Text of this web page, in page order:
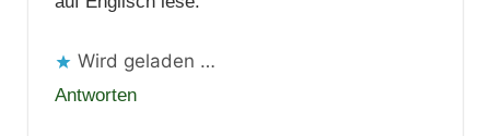
Wird geladen …
Antworten